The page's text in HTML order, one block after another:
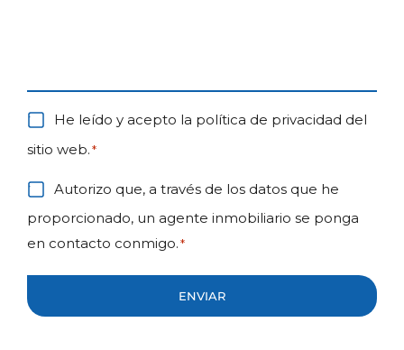
Consentimiento
*
He leído y acepto la política de privacidad del
sitio web.*
Consentimiento
Contacto
*
Autorizo que, a través de los datos que he
proporcionado, un agente inmobiliario se ponga
en contacto conmigo.*